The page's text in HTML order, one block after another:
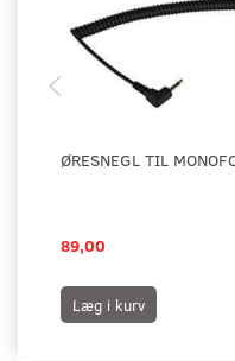
ØRESNEGL TIL
89,00
Læg i kurv